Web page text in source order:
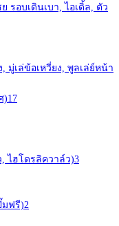
รอบเดินเบา, ไอเดิ้ล, ตัว
มู่เล่ข้อเหวี่ยง, พูลเล่ย์หน้า
)17
ไฮโดรลิควาล์ว)3
มฟรี)2